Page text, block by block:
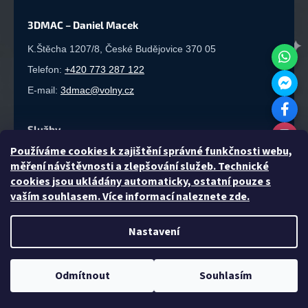
Používáme cookies k zajištění správné funkčnosti webu,
měření návštěvnosti a zlepšování služeb. Technické
cookies jsou ukládány automaticky, ostatní pouze s
vaším souhlasem. Více informací naleznete zde.
Nastavení
Odmítnout Souhlasím
3DMAC – Daniel Macek
K.Štěcha 1207/8, České Budějovice 370 05
Telefon: +420 773 287 122
E-mail: 3dmac@volny.cz
Služby
3D tisk·Sériová výroba·Laserové řezání·Gravírování·
3D modelování
Zakázková výroba pro firmy i jednotlivce v Českých
Budějovicích. Návrh a kalkulaci ceny provádíme vždy
zdarma ještě před zahájením výroby.
CHCI SLEVU